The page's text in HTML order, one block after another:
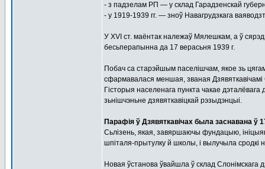
- з падзелам РП — у склад Гарадзенскай
- у 1919-1939 гг. — зноў Навагрудзкага
У XVІ ст. маёнтак належаў Мялешкам, а ў
бесьперапынна да 17 верасьня 1939 г.
Побач са старэйшым паселішчам, якое зь
сфармавалася меншая, званая
Гісторыя населенага пункта чакае
зьнішчэньне дзявяткавіцкай рэзыдэнцыі.
Парафія ў Дзявяткавічах была заснавана ў
Сьлізень, якая, завяршаючы фундацыю,
шпіталя-прытулку й школы, і вылучыла сродкі
Новая ўстанова ўвайшла ў склад Слонімскага